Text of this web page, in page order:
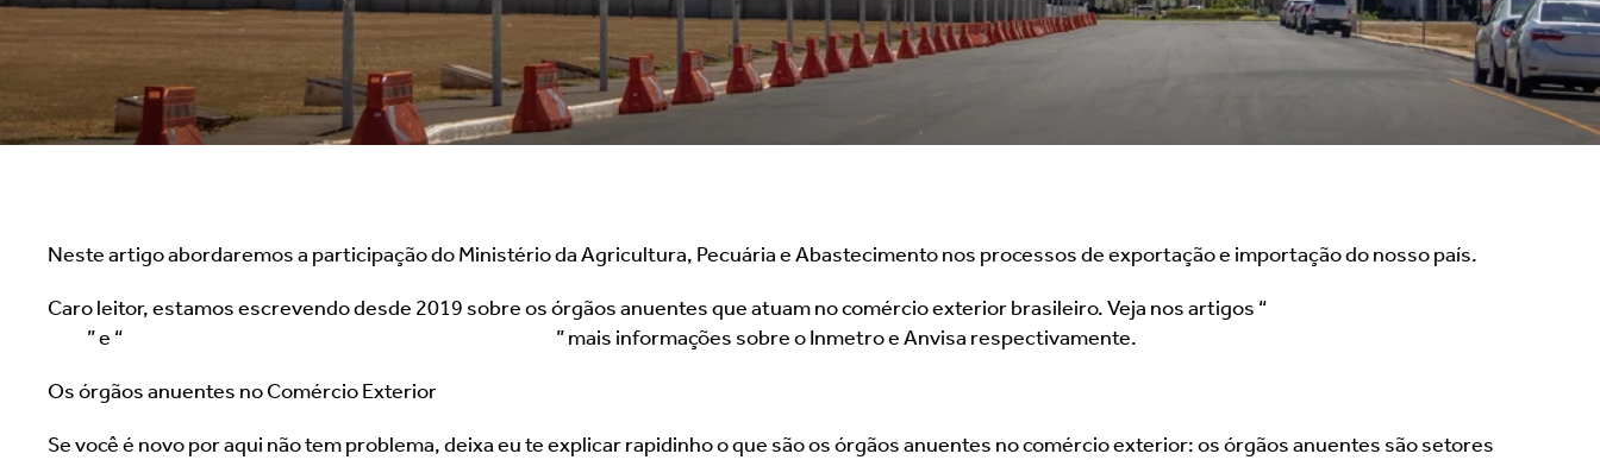
Neste artigo abordaremos a participação do Ministério da Agricultura, Pecuária e Abastecimento nos processos de exportação e importação do nosso país.
Caro leitor, estamos escrevendo desde 2019 sobre os órgãos anuentes que atuam no comércio exterior brasileiro. Veja nos artigos “
” e “Qual é o papel da Anvisa no Comércio Exterior? ” mais informações sobre o Inmetro e Anvisa respectivamente.
Os órgãos anuentes no Comércio Exterior
Se você é novo por aqui não tem problema, deixa eu te explicar rapidinho o que são os órgãos anuentes no comércio exterior: os órgãos anuentes são setores